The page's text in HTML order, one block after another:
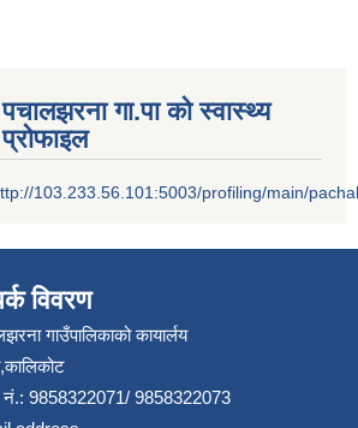
पचालझरना गा.पा को स्वास्थ्य
प्रोफाइल
103.233.56.101:5003/profiling/main/pachal
विवरण
गाउँपालिकाको कायार्लय
नं.: 9858322071/ 9858322073